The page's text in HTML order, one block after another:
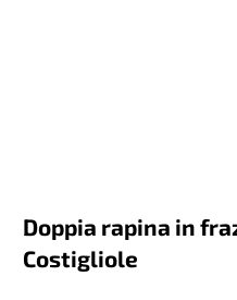
Doppia rapina in
Costigliole